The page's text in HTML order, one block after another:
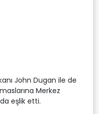
John Dugan ile de
Merkez
eşlik etti.